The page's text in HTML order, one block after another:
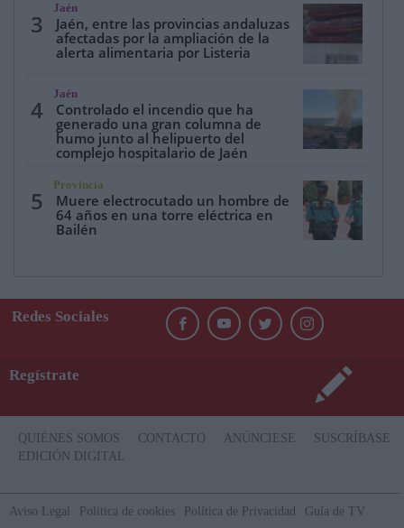
3
Jaén
Jaén, entre las provincias andaluzas
afectadas por la ampliación de la
alerta alimentaria por Listeria
4
Jaén
Controlado el incendio que ha
generado una gran columna de
humo junto al helipuerto del
complejo hospitalario de Jaén
5
Provincia
Muere electrocutado un hombre de
64 años en una torre eléctrica en
Bailén
Redes Sociales
Regístrate
QUIÉNES SOMOS CONTACTO ANÚNCIESE
SUSCRÍBASE
EDICIÓN DIGITAL
Aviso Legal Politica de cookies Política de Privacidad Guía de TV